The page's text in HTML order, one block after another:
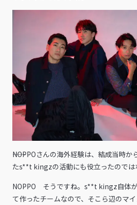
――NOPPOさんの海外経験は、結成当時
たs**t kingzの活動にも役立ったのでは
NOPPO そうですね。s**t kingz自体
て作ったチームなので、そこら辺のマ